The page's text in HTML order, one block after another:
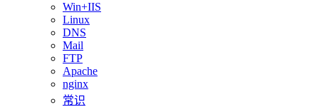
Win+IIS
Linux
DNS
Mail
FTP
Apache
nginx
常识